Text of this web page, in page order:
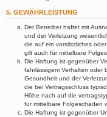
5. GEWÄHRLEISTUNG
Der Betreiber haftet mit
und der Verletzung
die auf ein vorsätzliches
gilt auch für mittelbare
Die Haftung ist gegenüber
fahrlässigem Verhalten oder
Gesundheit und der
die bei Vertragsschluss
Höhe nach auf die
für mittelbare Folgeschäden
Die Haftung ist gegenüber